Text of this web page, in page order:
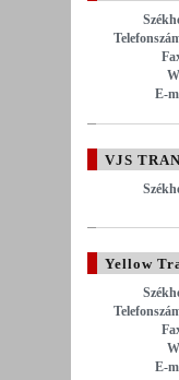
E-
VJS
Yellow
E-